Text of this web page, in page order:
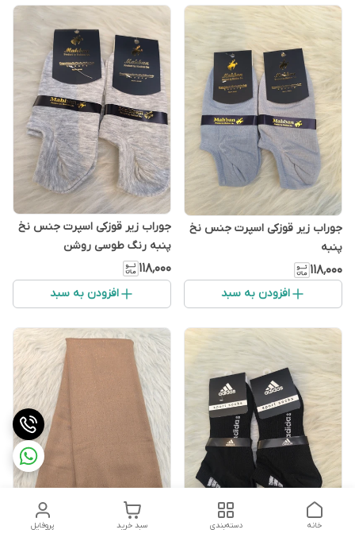
جوراب زیر قوزکی اسپرت جنس نخ
پنبه
۱۱۸٬۰۰۰
افزودن به سبد
جوراب زیر قوزکی اسپرت جنس نخ
پنبه رنگ طوسی روشن
۱۱۸٬۰۰۰
افزودن به سبد
پروفایل سبد خرید دسته‌بندی خانه